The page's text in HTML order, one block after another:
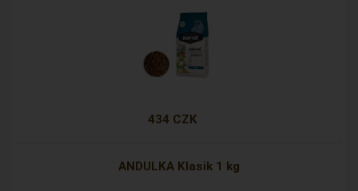
434 CZK
ANDULKA Klasik 1 kg